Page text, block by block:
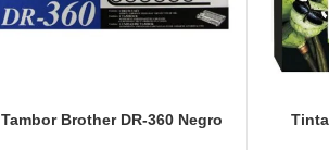
Tambor Brother DR-360 Negro